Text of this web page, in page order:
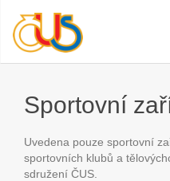
Sportovní
Uvedena pouze sportovní
sportovních klubů a
sdružení ČUS.